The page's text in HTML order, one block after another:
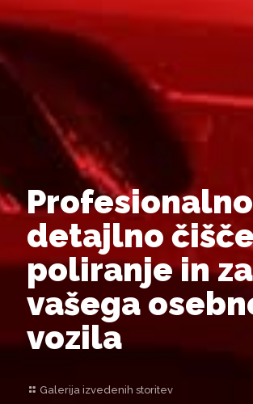
Profesionalno
detajlno
poliranje in
vašega
vozila
Galerija izvedenih storitev